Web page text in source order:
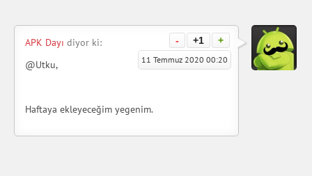
- +1 +
APK Dayı diyor ki:
11 Temmuz 2020 00:20
@Utku,
Haftaya ekleyeceğim yegenim.